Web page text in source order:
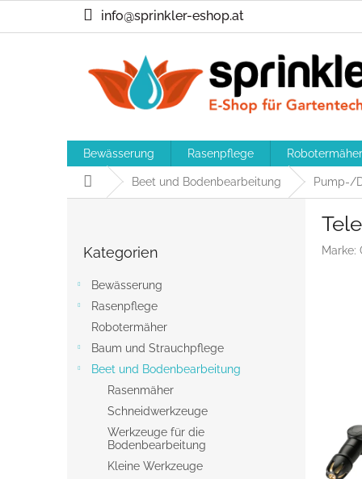
springen
info@sprinkler-eshop.at
Bewässerung Rasenpflege Robotermäher
StartseiteBeet und Bodenbearbeitung Pump-/
überspringen
Kategorien
Bewässerung
Rasenpflege
Robotermäher
Baum und Strauchpflege
Beet und Bodenbearbeitung
Rasenmäher
Schneidwerkzeuge
Werkzeuge für die
Bodenbearbeitung
Kleine Werkzeuge
Marke: